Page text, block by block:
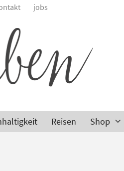
jobs
Reisen Shop